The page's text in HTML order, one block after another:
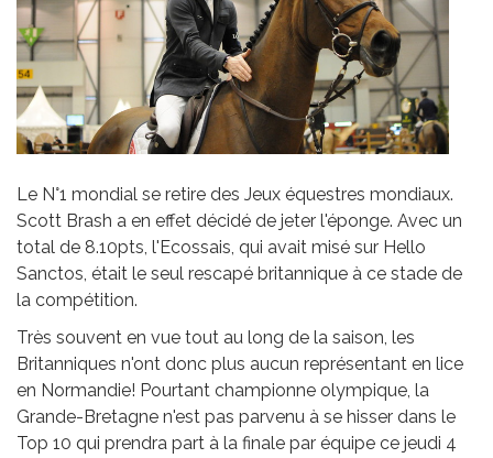
Le N°1 mondial se retire des Jeux équestres mondiaux.
Scott Brash a en effet décidé de jeter l'éponge. Avec un
total de 8.10pts, l'Ecossais, qui avait misé sur Hello
Sanctos, était le seul rescapé britannique à ce stade de
la compétition.
Très souvent en vue tout au long de la saison, les
Britanniques n'ont donc plus aucun représentant en lice
en Normandie! Pourtant championne olympique, la
Grande-Bretagne n'est pas parvenu à se hisser dans le
Top 10 qui prendra part à la finale par équipe ce jeudi 4